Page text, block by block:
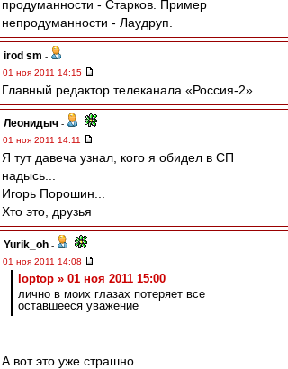
продуманности - Старков. Пример
непродуманности - Лаудруп.
irod sm -
01 ноя 2011 14:15
Главный редактор телеканала «Россия-2»
Леонидыч -
01 ноя 2011 14:11
Я тут давеча узнал, кого я обидел в СП
надысь...
Игорь Порошин...
Хто это, друзья
Yurik_oh -
01 ноя 2011 14:08
loptop » 01 ноя 2011 15:00
лично в моих глазах потеряет все
оставшееся уважение
А вот это уже страшно.